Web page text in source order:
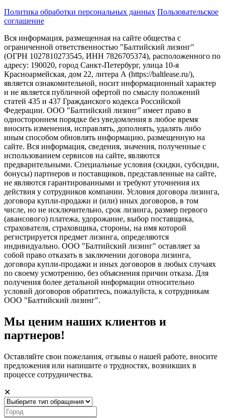
Политика обработки персональных данных Пользовательское
соглашение
Вся информация, размещенная на сайте общества с
ограниченной ответственностью "Балтийский лизинг"
(ОГРН 1027810273545, ИНН 7826705374), расположенного по
адресу: 190020, город Санкт-Петербург, улица 10-я
Красноармейская, дом 22, литера А (https://baltlease.ru/),
является ознакомительной, носит информационный характер
и не является публичной офертой по смыслу положений
статей 435 и 437 Гражданского кодекса Российской
Федерации. ООО "Балтийский лизинг" имеет право в
одностороннем порядке без уведомления в любое время
вносить изменения, исправлять, дополнять, удалять либо
иным способом обновлять информацию, размещенную на
сайте. Вся информация, сведения, значения, полученные с
использованием сервисов на сайте, являются
предварительными. Специальные условия (скидки, субсидии,
бонусы) партнеров и поставщиков, представленные на сайте,
не являются гарантированными и требуют уточнения их
действия у сотрудников компании. Условия договора лизинга,
договора купли-продажи и (или) иных договоров, в том
числе, но не исключительно, срок лизинга, размер первого
(авансового) платежа, удорожание, выбор поставщика,
страхователя, страховщика, стороны, на имя которой
регистрируется предмет лизинга, определяются
индивидуально. ООО "Балтийский лизинг" оставляет за
собой право отказать в заключении договора лизинга,
договора купли-продажи и иных договоров в любых случаях
по своему усмотрению, без объяснения причин отказа. Для
получения более детальной информации относительно
условий договоров обратитесь, пожалуйста, к сотрудникам
ООО "Балтийский лизинг".
Мы ценим наших клиентов и
партнеров!
Оставляйте свои пожелания, отзывы о нашей работе, вносите
предложения или напишите о трудностях, возникших в
процессе сотрудничества.
✕